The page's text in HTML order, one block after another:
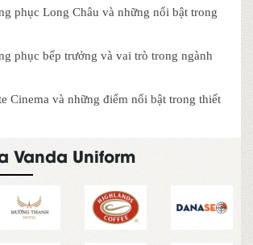
phục Long Châu và những nổi bật trong
phục bếp trưởng và vai trò trong ngành
Cinema và những điểm nổi bật trong thiết
Vanda Uniform